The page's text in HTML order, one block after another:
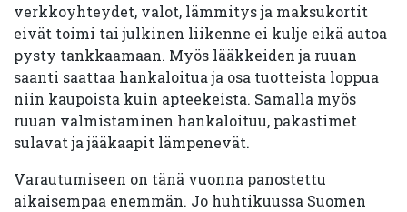
verkkoyhteydet, valot, lämmitys ja maksukortit
eivät toimi tai julkinen liikenne ei kulje eikä autoa
pysty tankkaamaan. Myös lääkkeiden ja ruuan
saanti saattaa hankaloitua ja osa tuotteista loppua
niin kaupoista kuin apteekeista. Samalla myös
ruuan valmistaminen hankaloituu, pakastimet
sulavat ja jääkaapit lämpenevät.
Varautumiseen on tänä vuonna panostettu
aikaisempaa enemmän. Jo huhtikuussa Suomen